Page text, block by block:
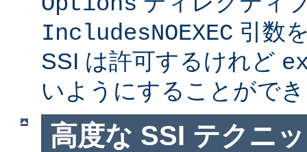
IncludesNOEXEC 引数
SSI は許可するけれど
いようにすることがで
高度な SSI テクニ